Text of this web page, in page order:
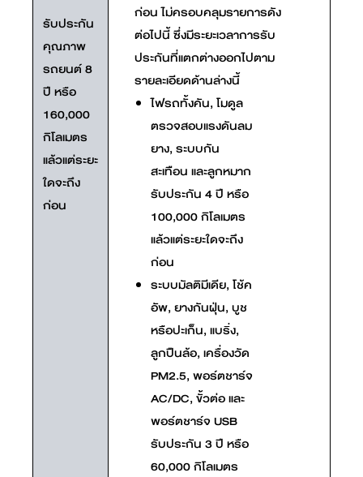
รับประกัน
คุณภาพ
รถยนต์ 8
ปี หรือ
160,000
กิโลเมตร
แล้วแต่ระยะ
ใดจะถึง
ก่อน
ก่อน ไม่ครอบคลุมรายการดัง
ต่อไปนี้ ซึ่งมีระยะเวลาการรับ
ประกันที่แตกต่างออกไปตาม
รายละเอียดด้านล่างนี้
ไฟรถทั้งคัน, โมดูล
ตรวจสอบแรงดันลม
ยาง, ระบบกัน
สะเทือน และลูกหมาก
รับประกัน 4 ปี หรือ
100,000 กิโลเมตร
แล้วแต่ระยะใดจะถึง
ก่อน
ระบบมัลติมีเดีย, โช้ค
อัพ, ยางกันฝุ่น, บูช
หรือปะเก็น, แบริ่ง,
ลูกปืนล้อ, เครื่องวัด
PM2.5, พอร์ตชาร์จ
AC/DC, ขั้วต่อ และ
พอร์ตชาร์จ USB
รับประกัน 3 ปี หรือ
60,000 กิโลเมตร